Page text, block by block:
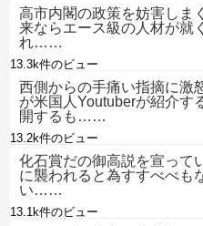
高市内閣の政策を妨害しま
来ならエース級の人材が就
れ……
13.3k件のビュー
西側からの手痛い指摘に激
が米国人Youtuberが紹介す
開するも……
13.2k件のビュー
化石賞だの御高説を宣って
に襲われると為すすべべも
い……
13.1k件のビュー